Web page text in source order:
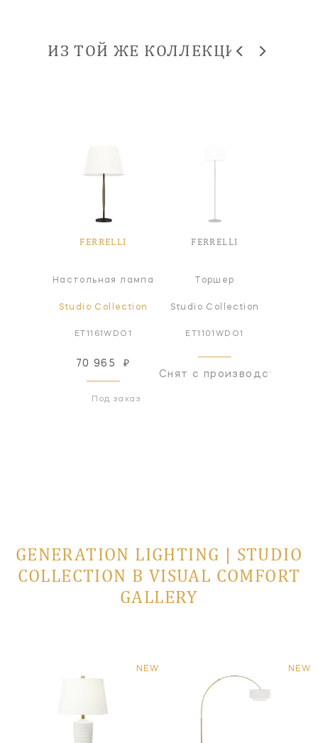
ИЗ ТОЙ ЖЕ КОЛЛЕКЦИИ
FERRELLI
Настольная лампа
Studio Collection
ET1161WDO1
70 965 ₽
Под заказ
FERRELLI
Торшер
Studio Collection
ET1101WDO1
Снят с производства
GENERATION LIGHTING | STUDIO
COLLECTION В VISUAL COMFORT
GALLERY
NEW NEW